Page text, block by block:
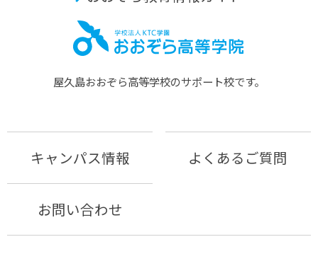
屋久島おおぞら⾼等学校のサポート校です。
キャンパス情報 よくあるご質問
お問い合わせ